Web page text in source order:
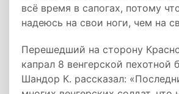
всё время в сапогах, потому
надеюсь на свои ноги, чем на
Перешедший на сторону
капрал 8 венгерской пехотной
Шандор К. рассказал: